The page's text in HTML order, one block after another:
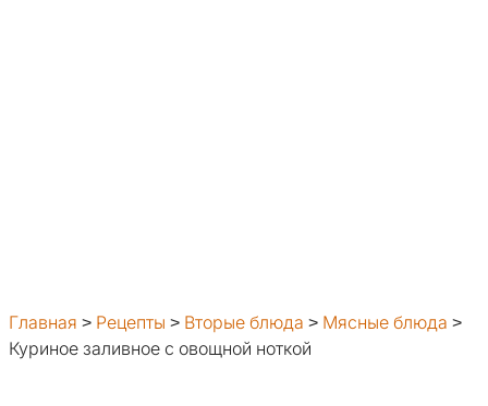
Главная > Рецепты > Вторые блюда > Мясные блюда >
Куриное заливное с овощной ноткой